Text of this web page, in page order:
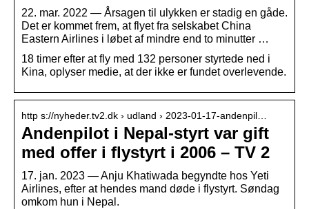
22. mar. 2022 — Årsagen til ulykken er stadig en gåde.
Det er kommet frem, at flyet fra selskabet China
Eastern Airlines i løbet af mindre end to minutter …
18 timer efter at fly med 132 personer styrtede ned i
Kina, oplyser medie, at der ikke er fundet overlevende.
http s://nyheder.tv2.dk › udland › 2023-01-17-andenpil…
Andenpilot i Nepal-styrt var gift
med offer i flystyrt i 2006 – TV 2
17. jan. 2023 — Anju Khatiwada begyndte hos Yeti
Airlines, efter at hendes mand døde i flystyrt. Søndag
omkom hun i Nepal.